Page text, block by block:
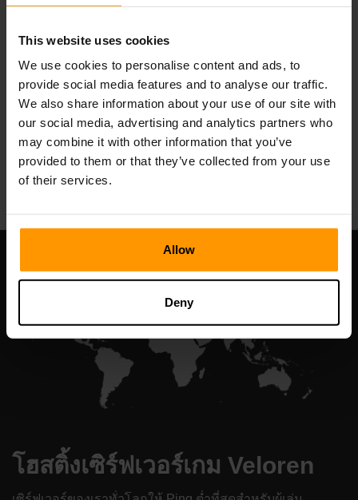
This website uses cookies
We use cookies to personalise content and ads, to
provide social media features and to analyse our traffic.
We also share information about your use of our site with
our social media, advertising and analytics partners who
may combine it with other information that you’ve
provided to them or that they’ve collected from your use
of their services.
Allow
Deny
br Valheim Server Hosting
All Games
โฮสติ้งเซิร์ฟเวอร์เกม Veloren